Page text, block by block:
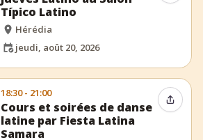
Típico Latino
Hérédia
jeudi, août 20, 2026
18:30 - 21:00
Cours et soirées de danse
latine par Fiesta Latina
Samara